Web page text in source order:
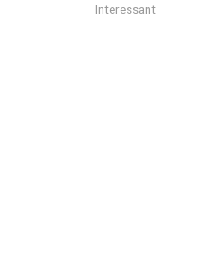
Interessant